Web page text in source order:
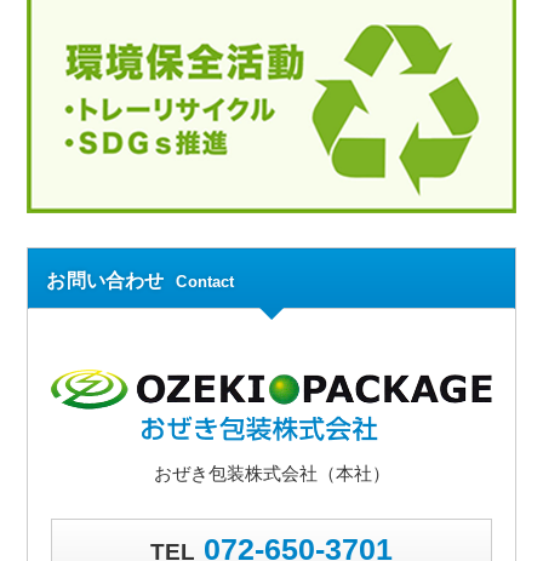
お問い合わせ Contact
おぜき包装株式会社（本社）
TEL 072-650-3701